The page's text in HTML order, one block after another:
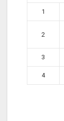
1
2
3
4